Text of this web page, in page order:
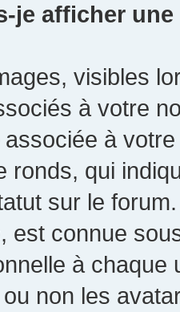
je afficher
visibles
à votre
à
ronds, qui
sur le
est connue
à chaque
ou non les